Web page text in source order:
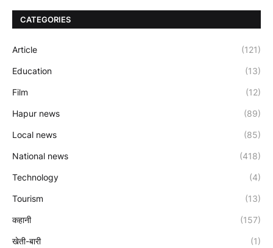
CATEGORIES
Article (121)
Education (13)
Film (12)
Hapur news (89)
Local news (85)
National news (418)
Technology (4)
Tourism (13)
कहानी (157)
खेती-बारी (1)